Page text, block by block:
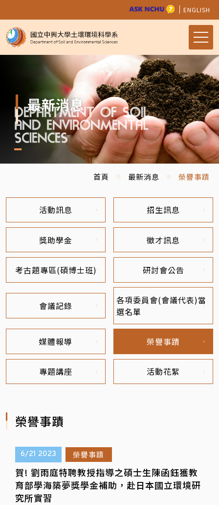
ENGLISH
最新消息
首頁 最新消息 榮譽事蹟
活動訊息 招生訊息
獎助學金 徵才訊息
考古題專區(碩博士班) 研討會公告
會議記錄
各項委員會(會議代表)當
選名單
媒體報導 榮譽事蹟
專題講座 活動花絮
榮譽事蹟
6/21 2023 榮譽事蹟
賀! 劉雨庭特聘教授指導之碩士生陳函鈺獲教
育部學海築夢獎學金補助，赴日本國立環境研
究所實習